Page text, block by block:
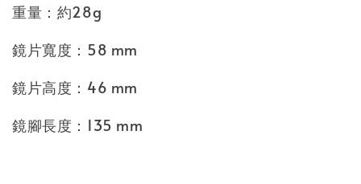
重量：約28g
鏡片寬度：58 mm
鏡片高度：46 mm
鏡腳長度：135 mm